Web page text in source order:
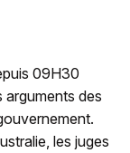
09H30
arguments des
les juges